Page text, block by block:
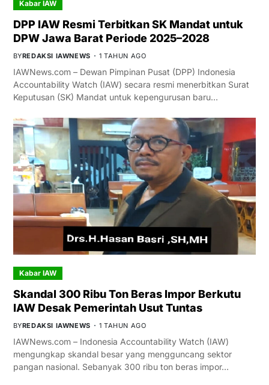
Kabar IAW
DPP IAW Resmi Terbitkan SK Mandat untuk
DPW Jawa Barat Periode 2025–2028
BYREDAKSI IAWNEWS 1 TAHUN AGO
IAWNews.com – Dewan Pimpinan Pusat (DPP) Indonesia
Accountability Watch (IAW) secara resmi menerbitkan Surat
Keputusan (SK) Mandat untuk kepengurusan baru…
Kabar IAW
Skandal 300 Ribu Ton Beras Impor Berkutu
IAW Desak Pemerintah Usut Tuntas
BYREDAKSI IAWNEWS 1 TAHUN AGO
IAWNews.com – Indonesia Accountability Watch (IAW)
mengungkap skandal besar yang mengguncang sektor
pangan nasional. Sebanyak 300 ribu ton beras impor…